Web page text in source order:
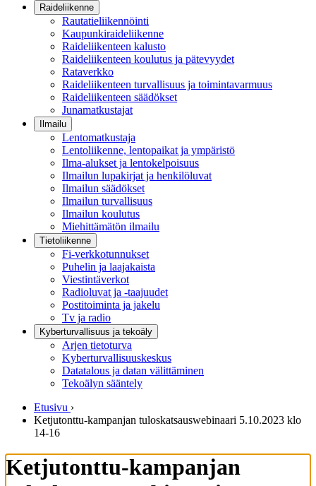
Raideliikenne
Rautatieliikennöinti
Kaupunkiraideliikenne
Raideliikenteen kalusto
Raideliikenteen koulutus ja pätevyydet
Rataverkko
Raideliikenteen turvallisuus ja toimintavarmuus
Raideliikenteen säädökset
Junamatkustajat
Ilmailu
Lentomatkustaja
Lentoliikenne, lentopaikat ja ympäristö
Ilma-alukset ja lentokelpoisuus
Ilmailun lupakirjat ja henkilöluvat
Ilmailun säädökset
Ilmailun turvallisuus
Ilmailun koulutus
Miehittämätön ilmailu
Tietoliikenne
Fi-verkkotunnukset
Puhelin ja laajakaista
Viestintäverkot
Radioluvat ja -taajuudet
Postitoiminta ja jakelu
Tv ja radio
Kyberturvallisuus ja tekoäly
Arjen tietoturva
Kyberturvallisuuskeskus
Datatalous ja datan välittäminen
Tekoälyn sääntely
Etusivu ›
Ketjutonttu-kampanjan tuloskatsauswebinaari 5.10.2023 klo
14-16
Ketjutonttu-kampanjan